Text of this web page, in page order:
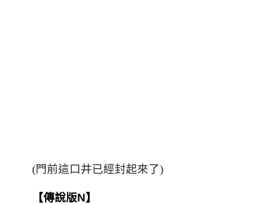
(門前這口井已經封起來了)
【傳說版N】